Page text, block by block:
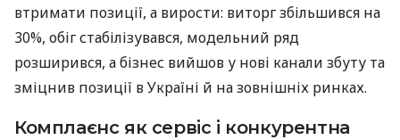
втримати позиції, а вирости: виторг збільшився на
30%, обіг стабілізувався, модельний ряд
розширився, а бізнес вийшов у нові канали збуту та
зміцнив позиції в Україні й на зовнішніх ринках.
Комплаєнс як сервіс і конкурентна